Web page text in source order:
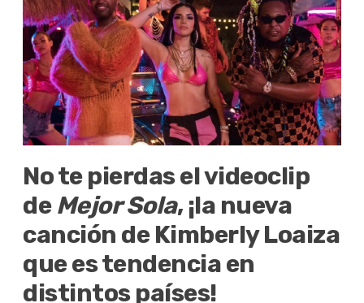
No te pierdas el videoclip
deMejor Sola, ¡la nueva
canción de Kimberly Loaiza
que es tendencia en
distintos países!